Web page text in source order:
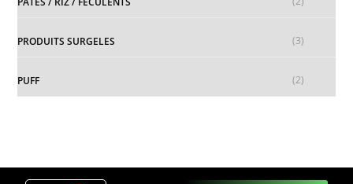
PRODUITS SURGELES (3)
PUFF (2)